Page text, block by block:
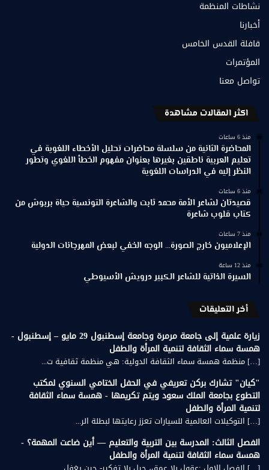
نشاطات المنظمة
أخبارنا
قافلة القدس الخامس
المؤتمرات
تواصل معنا
اكثر المقالات مشاهدة
منذ 6 ساعات
المحاضرة الثانية من سلسلة محاضرات تحليل الأخطاء اللغوية في
تعليم العربية ناطقين بغيرها بعنوان مفهوم الخطأ اللغوي وتطور
النظر إليه في الدراسات اللغوية
منذ 6 ساعات
قصيدتان لشاعر الأمة محمد ثابت والشاعرة التونسية حياة بربوش من
كتاب قلوب شاعرة
منذ 7 ساعات
الإعلاميون خارج الصورة… الوجه الخفي لبعض المهرجانات الدولية
منذ 12 ساعة
السيرة الذاتية للشاعر الكبير درويش الأسيوطي
أخر التعليقات
زيارة علمية إلى جامعة مرمرة وجامعة إسطنبول 29 مايو – إسطنبول -
همسة سماء الثقافة لتنمية المرأة والطفل
[…] منظمة همسة سماء الثقافة الدولية: هي منظمة ثقافية ت...
"كيان" تشارك بركن تعريفي في الحفل الختامي السنوي لمكتب
التطوع بجامعة الملك سعود ويتم تكريمها - همسة سماء الثقافة
لتنمية المرأة والطفل
[…] التوكيلات العالمية للسيارات تعزز رعايتها لبطلة الر...
الفصل الثالث: المدرسة بين التربية والتعليم — أين ضاعت المهمة؟ -
همسة سماء الثقافة لتنمية المرأة والطفل